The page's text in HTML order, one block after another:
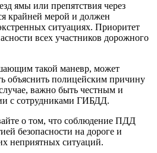
ямы или препятствия через
крайней мерой и должен
ситуациях. Приоритет
всех участников дорожного
такой маневр, может
объяснить полицейским причину
важно быть честным и
с сотрудниками ГИБДД.
о том, что соблюдение ПДД
безопасности на дороге и
неприятных ситуаций.